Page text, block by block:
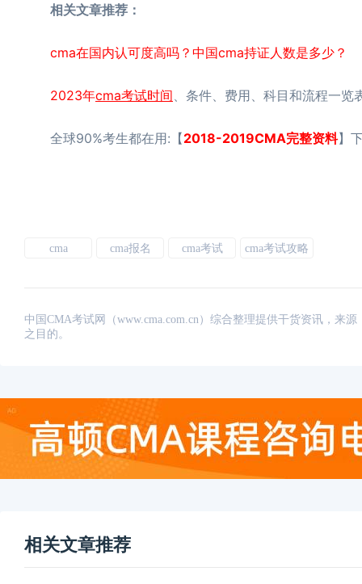
相关文章推荐：
cma在国内认可度高吗？中国cma持证人数是多少？
2023年cma考试时间 、条件、费用、科目和流程一览
全球90%考生都在用:【2018-2019CMA完整资料】
cma cma报名 cma考试 cma考试攻略
中国CMA考试网（www.cma.com.cn）综合整理提供干货资讯，来
之目的。
相关文章推荐